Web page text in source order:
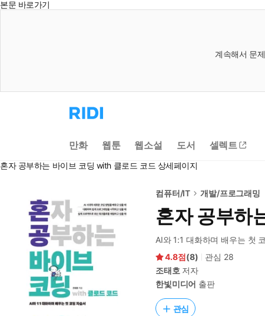
본문 바로가기
계속해서 문
리
디
으
로
동
만화 웹툰 웹소설 도서 셀렉트
혼자 공부하는 바이브 코딩 with 클로드 코드 상세페이지
컴퓨터/IT 개발/프로그래밍
혼자 공부하
AI와 1:1 대화하며 배우는 첫
4.8
(8) 관심 28
조태호 저자
한빛미디어 출판
관심